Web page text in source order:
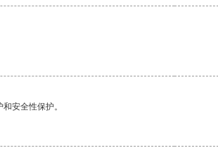
安全性保护。